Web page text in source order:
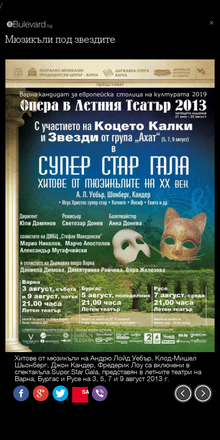
/
Мюзикъли под звездите
Хитове от мюзикъли на Андрю Лойд Уебър, Клод-Мишел
Шьонберг, Джон Кандер, Фредерик Лоу са включени в
спектакъла Super Star Gala, представян в летните театри на
Варна, Бургас и Русе на 3, 5, 7 и 9 август 2013 г.
SAVE